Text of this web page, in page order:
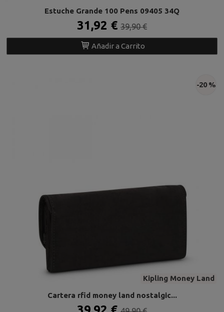
Estuche Grande 100 Pens 09405 34Q
31,92 € 39,90 €
Añadir a Carrito
Kipling Money Land
-20 %
Cartera rfid money land nostalgic...